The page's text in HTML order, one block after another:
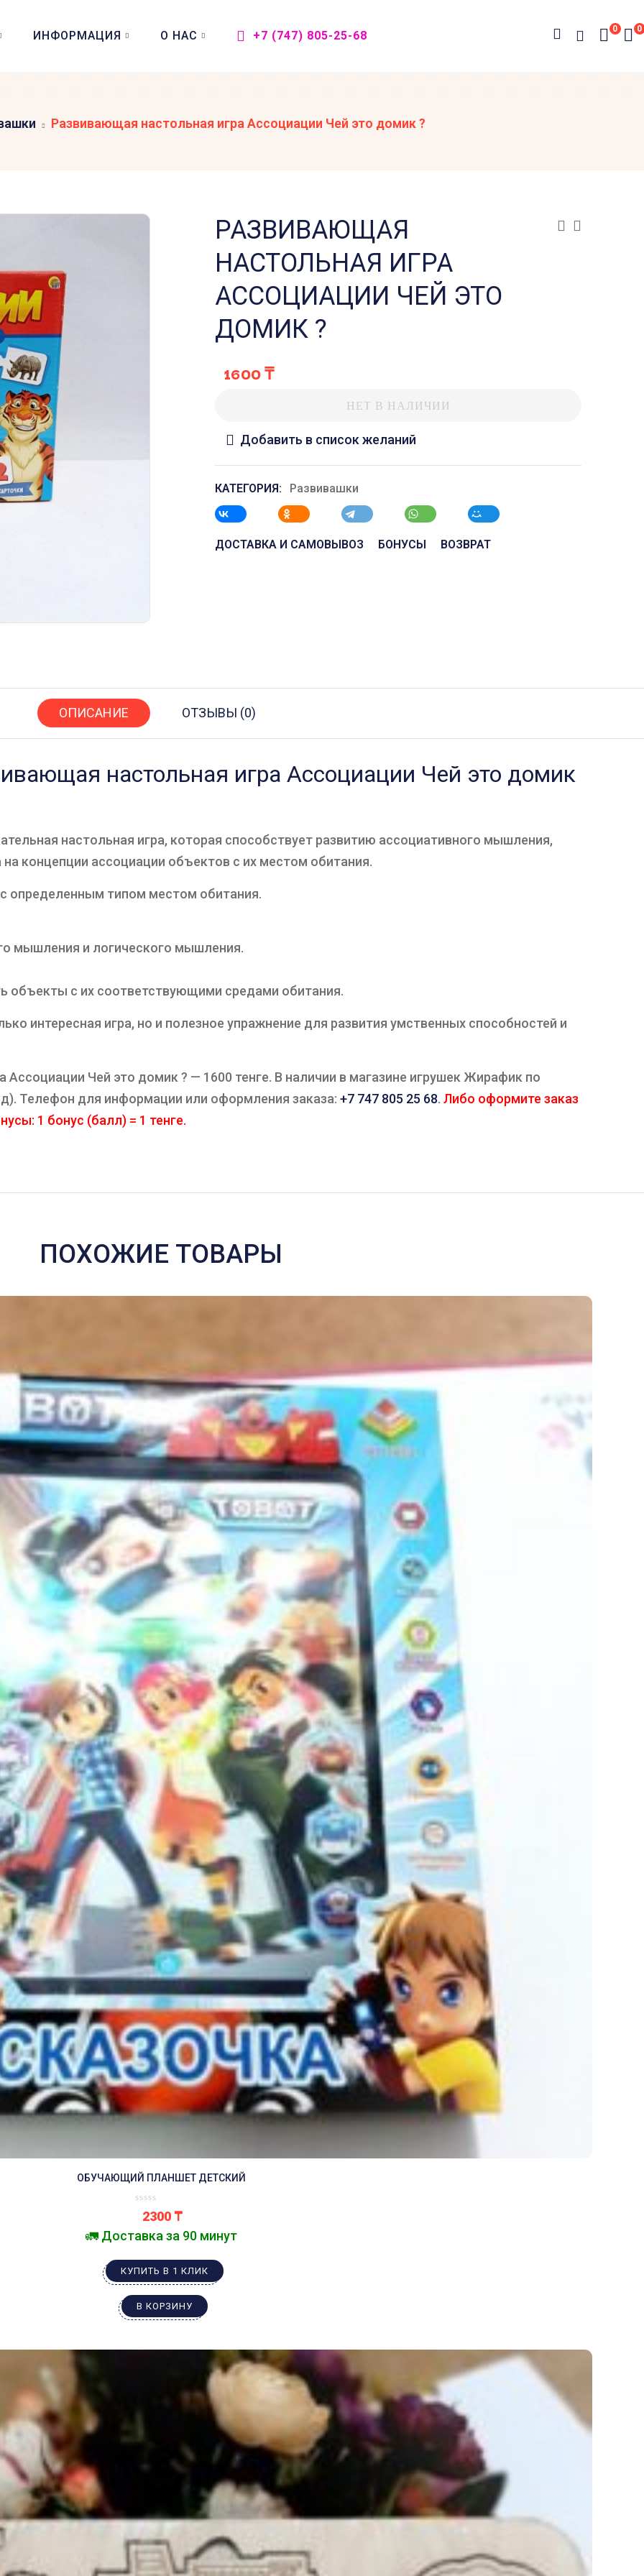
ИНФОРМАЦИЯ О НАС +7 (747) 805-25-68
0
0
Развивающая настольная игра Ассоциации Чей это домик ?
РАЗВИВАЮЩАЯ
НАСТОЛЬНАЯ ИГРА
АССОЦИАЦИИ ЧЕЙ ЭТО
ДОМИК ?
1600₸
НЕТ В НАЛИЧИИ
Добавить в список желаний
КАТЕГОРИЯ: Развивашки
ДОСТАВКА И САМОВЫВОЗ БОНУСЫ ВОЗВРАТ
ОПИСАНИЕ ОТЗЫВЫ (0)
настольная игра Ассоциации Чей это домик
настольная игра, которая способствует развитию ассоциативного мышления,
концепции ассоциации объектов с их местом обитания.
определенным типом местом обитания.
мышления и логического мышления.
объекты с их соответствующими средами обитания.
интересная игра, но и полезное упражнение для развития умственных способностей и
Чей это домик ? — 1600 тенге. В наличии в магазине игрушек Жирафик по
Телефон для информации или оформления заказа: +7 747 805 25 68. Либо оформите заказ
1 бонус (балл) = 1 тенге.
ПОХОЖИЕ ТОВАРЫ
ОБУЧАЮЩИЙ ПЛАНШЕТ ДЕТСКИЙ
2300 ₸
🚛 Доставка за 90 минут
КУПИТЬ В 1 КЛИК
В КОРЗИНУ